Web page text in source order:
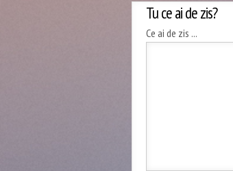
Tu ce ai de zis?
Ce ai de zis ...